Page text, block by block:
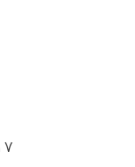
7 روز ضمانت بازگشت پول